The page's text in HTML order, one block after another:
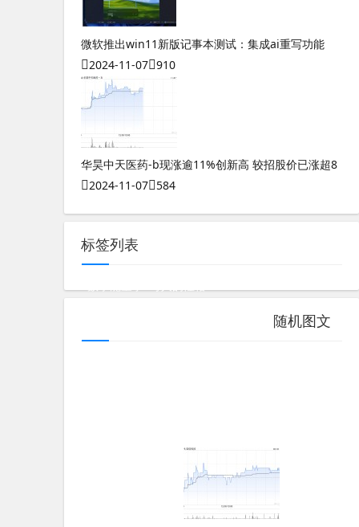
微软推出win11新版记事本测试：集成ai重写功能
2024-11-07 910
华昊中天医药-b现涨逾11%创新高 较招股价已涨超8
2024-11-07 584
标签列表
随机图文